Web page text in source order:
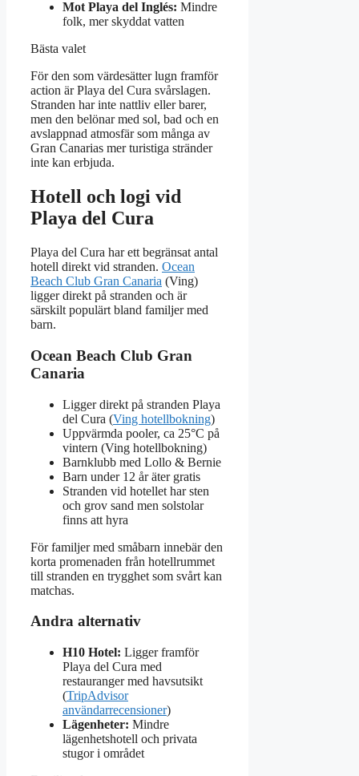
Mot Playa del Inglés: Mindre
folk, mer skyddat vatten
Bästa valet
För den som värdesätter lugn framför
action är Playa del Cura svårslagen.
Stranden har inte nattliv eller barer,
men den belönar med sol, bad och en
avslappnad atmosfär som många av
Gran Canarias mer turistiga stränder
inte kan erbjuda.
Hotell och logi vid
Playa del Cura
Playa del Cura har ett begränsat antal
hotell direkt vid stranden. Ocean
Beach Club Gran Canaria (Ving)
ligger direkt på stranden och är
särskilt populärt bland familjer med
barn.
Ocean Beach Club Gran
Canaria
Ligger direkt på stranden Playa
del Cura (Ving hotellbokning)
Uppvärmda pooler, ca 25°C på
vintern (Ving hotellbokning)
Barnklubb med Lollo & Bernie
Barn under 12 år äter gratis
Stranden vid hotellet har sten
och grov sand men solstolar
finns att hyra
För familjer med småbarn innebär den
korta promenaden från hotellrummet
till stranden en trygghet som svårt kan
matchas.
Andra alternativ
H10 Hotel: Ligger framför
Playa del Cura med
restauranger med havsutsikt
(TripAdvisor
användarrecensioner)
Lägenheter: Mindre
lägenhetshotell och privata
stugor i området